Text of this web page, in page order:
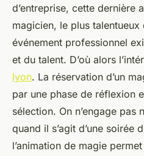
d’entreprise, cette dernière
magicien, le plus
événement professionnel
et du talent. D’où alors
lyon. La réservation d’un
par une phase de réflexion
sélection. On n’engage pas
quand il s’agit d’une soirée
l’animation de magie